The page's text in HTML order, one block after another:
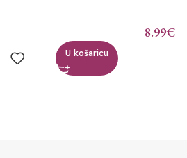
8.99€
U košaricu